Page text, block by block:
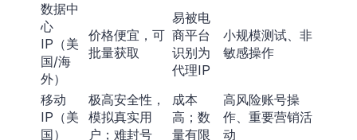
数据中
心
IP（美
国/海
外）
价格便宜，可
批量获取
易被电
商平台
识别为
代理IP
小规模测试、非
敏感操作
移动
IP（美
国）
极高安全性，
模拟真实用
户；难封号
成本
高；数
量有限
高风险账号操
作、重要营销活
动